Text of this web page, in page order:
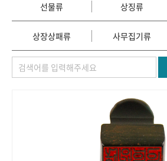
기록물 아카이브
사진 아카이브 문서 기록물 행정박물
숫자로 보는 50년 50+1
선물류 상징류
상장상패류 사무집기류